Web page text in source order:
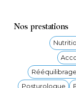
Nos prestations
Posturologue